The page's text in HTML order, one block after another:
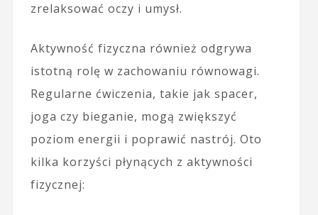
zrelaksować oczy i umysł.
Aktywność fizyczna również odgrywa
istotną rolę w zachowaniu równowagi.
Regularne ćwiczenia, takie jak spacer,
joga czy bieganie, mogą zwiększyć
poziom energii i poprawić nastrój. Oto
kilka korzyści płynących z aktywności
fizycznej: